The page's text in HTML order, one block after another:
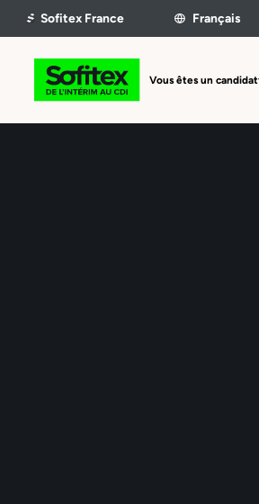
Vous êtes un candidat